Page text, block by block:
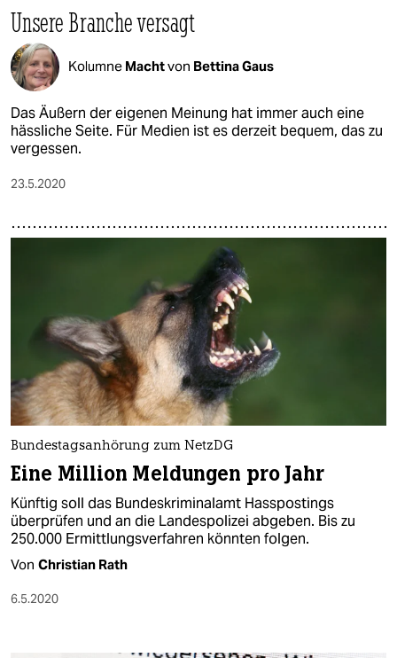
Unsere Branche versagt
Kolumne Machtvon Bettina Gaus
Das Äußern der eigenen Meinung hat immer auch eine
hässliche Seite. Für Medien ist es derzeit bequem, das zu
vergessen.
23.5.2020
Bundestagsanhörung zum NetzDG
Eine Million Meldungen pro Jahr
Künftig soll das Bundeskriminalamt Hasspostings
überprüfen und an die Landespolizei abgeben. Bis zu
250.000 Ermittlungsverfahren könnten folgen.
Von Christian Rath
6.5.2020